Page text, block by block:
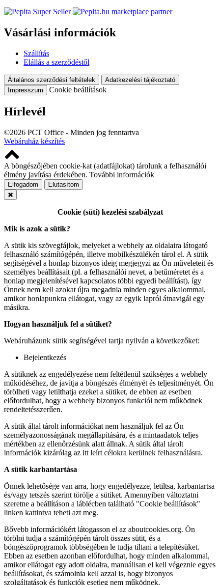
marketplace partner
Vásárlási információk
Szállítás
Elállás a szerződéstől
Általános szerződési feltételek
Adatkezelési tájékoztató
Impresszum
Cookie beállítások
Hírlevél
©2026 PCT Office - Minden jog fenntartva
Webáruház készítés
A böngészőjében cookie-kat (adatfájlokat) tárolunk a felhasználói
élmény javítása érdekében. További információk
Elfogadom Elutasítom
Cookie (süti) kezelési szabályzat
Mik is azok a sütik?
A sütik kis szövegfájlok, melyeket a webhely az oldalaira látogató
felhasználó számítógépén, illetve mobilkészülékén tárol el. A sütik
segítségével a honlap bizonyos ideig megjegyzi az Ön műveleteit és
személyes beállításait (pl. a felhasználói nevet, a betűméretet és a
honlap megjelenítésével kapcsolatos többi egyedi beállítást), így
Önnek nem kell azokat újra megadnia minden egyes alkalommal,
amikor honlapunkra ellátogat, vagy az egyik lapról átnavigál egy
másikra.
Hogyan használjuk fel a sütiket?
Webáruházunk sütik segítségével tartja nyilván a következőket:
Bejelentkezés
A sütiknek az engedélyezése nem feltétlenül szükséges a webhely
működéséhez, de javítja a böngészés élményét és teljesítményét. Ön
törölheti vagy letilthatja ezeket a sütiket, de ebben az esetben
előfordulhat, hogy a webhely bizonyos funkciói nem működnek
rendeltetésszerűen.
A sütik által tárolt információkat nem használjuk fel az Ön
személyazonosságának megállapítására, és a mintaadatok teljes
mértékben az ellenőrzésünk alatt állnak. A sütik által tárolt
információk kizárólag az itt leírt célokra kerülnek felhasználásra.
A sütik karbantartása
Önnek lehetősége van arra, hogy engedélyezze, letiltsa, karbantartsa
és/vagy tetszés szerint törölje a sütiket. Amennyiben változtatni
szeretne a beállításon a láblécben található "Cookie beállítások"
linken kattintva teheti azt meg.
Bővebb információkért látogasson el az aboutcookies.org. Ön
törölni tudja a számítógépén tárolt összes sütit, és a
böngészőprogramok többségében le tudja tiltani a telepítésüket.
Ebben az esetben azonban előfordulhat, hogy minden alkalommal,
amikor ellátogat egy adott oldalra, manuálisan el kell végeznie egyes
beállításokat, és számolnia kell azzal is, hogy bizonyos
szolgáltatások és funkciók esetleg nem működnek.